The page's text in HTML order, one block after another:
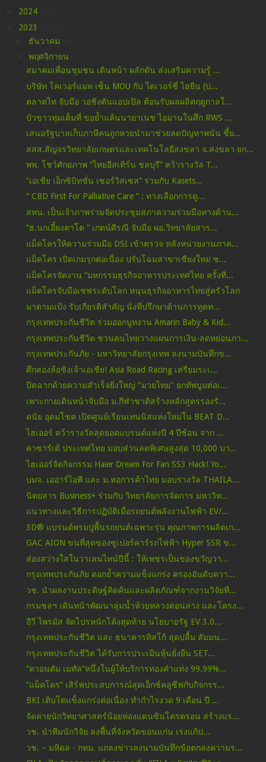
2024
2023
ธันวาคม
พฤศจิกายน
สมาคมเพื่อนชุมชน เดินหน้า ผลักดัน ส่งเสริมความรู้ ...
บริษัท โคเวอร์แมท เซ็น MOU กับ ไดเวอร์ซี่ ไฮยีน (ป...
ตลาดไท จับมือ วอชิงตันแอปเปิล ต้อนรับผลผลิตฤดูกาลใ...
บัวขาวทุ่มเต็มที่ ขอย้ำแค้นนายาเนช ไอมานในศึก RWS ...
เสนอรัฐบาลเก็บภาษีคนถูกหวยนำมาช่วยลดปัญหาพนัน ชี้ย...
สสส.สัญจรวิทยาลัยเกษตรและเทคโนโลยีสงขลา จ.สงขลา ยก...
พพ. โชว์ศักยภาพ “ไทยอีสเทิร์น ชลบุรี” คว้ารางวัล T...
“เอเชีย เอ็กซิบิทชั่น เซอร์วิสเซส” ร่วมกับ Kasets...
“ CBD First For Palliative Care ” : ทางเลือกการดู...
สทน. เป็นเจ้าภาพร่วมจัดประชุมสภาความร่วมมือทางด้าน...
“ฮ.นกเอี้ยงตาโต ” เกตน์ศิรณี จับมือ ผอ.วิทยาลัยสาร...
แม็คโครให้ความร่วมมือ DSI เข้าตรวจ หลังหน่วยงานภาค...
แม็คโคร เปิดเกมรุกต่อเนื่อง ปรับโฉมสาขาเชียงใหม่ ซ...
แม็คโครจัดงาน “มหกรรมธุรกิจอาหารประเทศไทย ครั้งที่...
แม็คโครจับมือเชฟระดับโลก หนุนธุรกิจอาหารไทยสู่ครัวโลก
มาดามแป้ง รับเกียรติสำคัญ นั่งที่ปรึกษาด้านการทูตท...
กรุงเทพประกันชีวิต ร่วมออกบูทงาน Amarin Baby & Kid...
กรุงเทพประกันชีวิต ชวนคนไทยวางแผนการเงิน-ลดหย่อนภา...
กรุงเทพประกันภัย - มหาวิทยาลัยกรุงเทพ ลงนามบันทึกข...
ศึกสองล้อชิงเจ้าเอเชีย! Asia Road Racing เตรียมระเ...
ปิดฉากด้วยความสำเร็จยิ่งใหญ่ "มวยไทย" ยกทัพบูมต่อเ...
เพาะกายเดินหน้าจับมือ ม.กีฬาชาติสร้างหลักสูตรรองรั...
ดนัย อุดมโชค เปิดศูนย์เรียนเทนนิสแห่งใหม่ใน BEAT D...
ไฮเออร์ คว้ารางวัลสุดยอดแบรนด์แห่งปี 4 ปีซ้อน จาก ...
คาซาร์เต้ ประเทศไทย มอบส่วนลดพิเศษสูงสุด 10,000 บา...
ไฮเออร์จัดกิจกรรม Haier Dream For Fan SS3 Hack! Yo...
บมจ. เออาร์ไอพี และ ม.หอการค้าไทย มอบรางวัล THAILA...
นิตยสาร Business+ ร่วมกับ วิทยาลัยการจัดการ มหาวิท...
แนวทางและวิธีการปฏิบัติเมื่อรถยนต์พลังงานไฟฟ้า EV/...
3D® แบรนด์พรมปูพื้นรถยนต์เฉพาะรุ่น คุณภาพการผลิตเก...
GAC AION ขนที่สุดของซูเปอร์คาร์รถไฟฟ้า Hyper SSR ข...
ส่องสว่างใสในวาเลนไทน์ปีนี้ : ให้เพชรเป็นของขวัญวา...
กรุงเทพประกันภัย ตอกย้ำความแข็งแกร่ง ครองอันดับควา...
วช. นำผลงานประดิษฐ์คิดค้นและผลิตภัณฑ์จากงานวิจัยที...
กรมชลฯ เดินหน้าพัฒนาลุ่มน้ำห้วยหลวงตอนล่าง และโครง...
อีวี ไพรมัส จัดโปรหนักโค้งสุดท้าย นโยบายรัฐ EV 3.0...
กรุงเทพประกันชีวิต และ ธนาคารทิสโก้ สุดปลื้ม สัมมน...
กรุงเทพประกันชีวิต ได้รับการประเมินหุ้นยั่งยืน SET...
“ควอนตัม เมทัล”หนึ่งในผู้ให้บริการทองคำแท่ง 99.99%...
“แม็คโคร” เสิร์ฟประสบการณ์สุดเอ็กซ์คลูซีฟกับกิจกรร...
BKI เติบโตแข็งแกร่งต่อเนื่อง ทำกำไรงวด 9 เดือน ปี ...
จัดค่ายนักวิทยาศาสตร์น้อยท่องแดนซินโครตรอน สร้างแร...
วช. นำทีมนักวิจัย ลงพื้นที่จังหวัดขอนแก่น เร่งแก้ป...
วช. – มหิดล - กทม. แถลงข่าวลงนามบันทึกข้อตกลงความร...